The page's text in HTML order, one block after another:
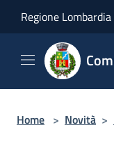
Regione Lombardia
Home > Novità >